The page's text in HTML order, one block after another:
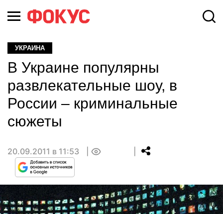
УКРАИНА
В Украине популярны
развлекательные шоу, в
России – криминальные
сюжеты
20.09.2011 в 11:53